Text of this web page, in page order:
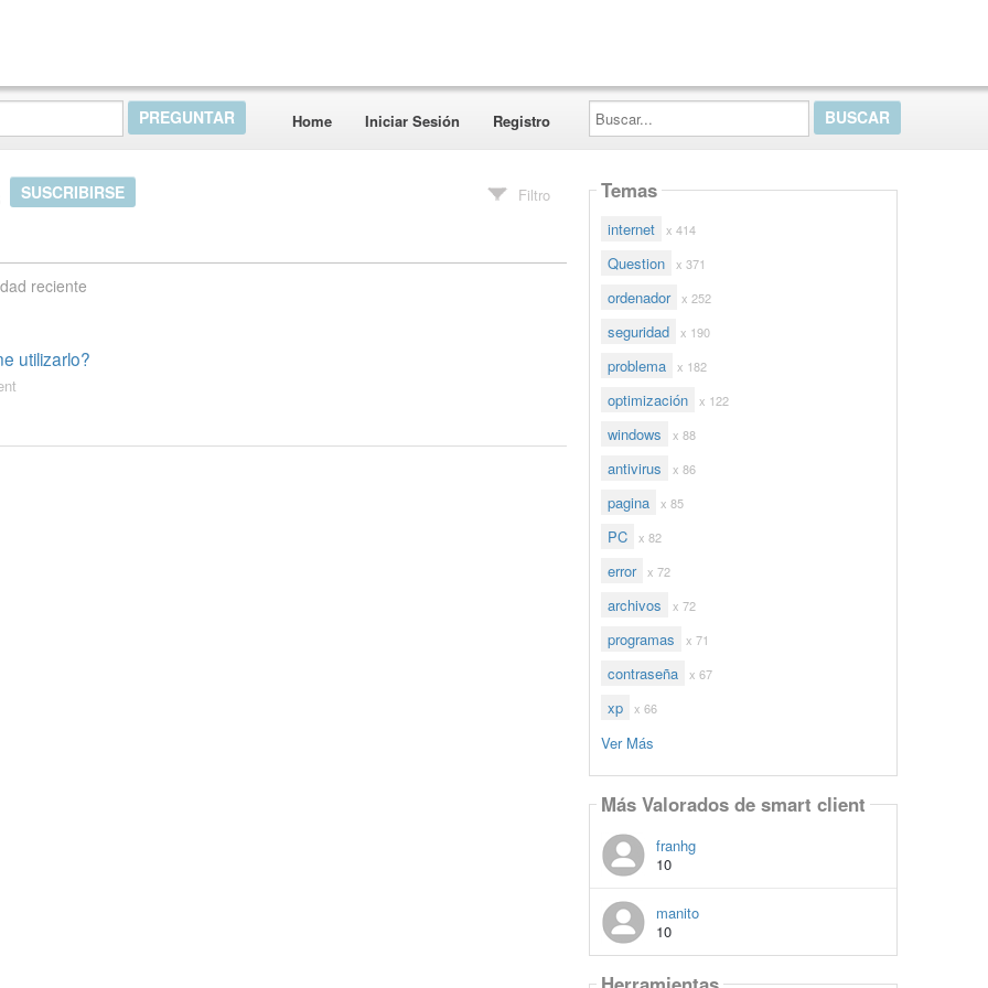
Home Iniciar Sesión Registro
Buscar...
SUSCRIBIRSE Filtro
reciente
utilizarlo?
Temas
internet x 414
Question x 371
ordenador x 252
seguridad x 190
problema x 182
optimización x 122
windows x 88
antivirus x 86
pagina x 85
PC x 82
error x 72
archivos x 72
programas x 71
contraseña x 67
xp x 66
Ver Más
Más Valorados de smart client
franhg
10
manito
10